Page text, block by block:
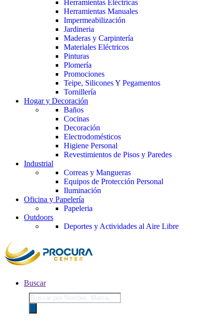
Herramientas Eléctricas
Herramientas Manuales
Impermeabilización
Jardineria
Maderas y Carpintería
Materiales Eléctricos
Pinturas
Plomería
Promociones
Teipe, Silicones Y Pegamentos
Tornillería
Hogar y Decoración
Baños
Cocinas
Decoración
Electrodomésticos
Higiene Personal
Revestimientos de Pisos y Paredes
Industrial
Correas y Mangueras
Equipos de Protección Personal
Iluminación
Oficina y Papelería
Papeleria
Outdoors
Deportes y Actividades al Aire Libre
Buscar
Búsqueda
de
productos